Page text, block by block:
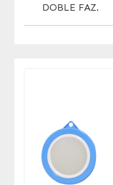
DOBLE FAZ.